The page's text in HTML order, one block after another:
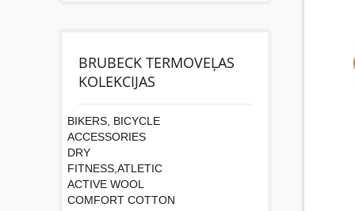
BRUBECK TERMOVEĻAS
KOLEKCIJAS
BIKERS, BICYCLE
ACCESSORIES
DRY
FITNESS,ATLETIC
ACTIVE WOOL
COMFORT COTTON